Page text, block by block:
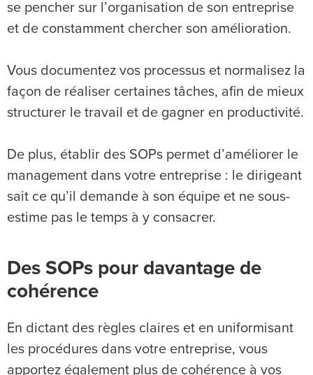
se pencher sur l’organisation de son entreprise
et de constamment chercher son amélioration.
Vous documentez vos processus et normalisez la
façon de réaliser certaines tâches, afin de mieux
structurer le travail et de gagner en productivité.
De plus, établir des SOPs permet d’améliorer le
management dans votre entreprise : le dirigeant
sait ce qu’il demande à son équipe et ne sous-
estime pas le temps à y consacrer.
Des SOPs pour davantage de
cohérence
En dictant des règles claires et en uniformisant
les procédures dans votre entreprise, vous
apportez également plus de cohérence à vos